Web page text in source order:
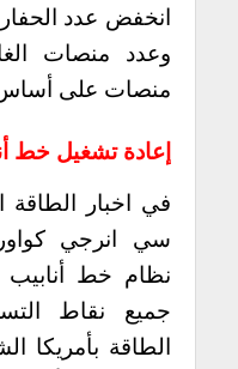
منصات على
إعادة تشغيل خط
في اخبار
سي انرجي
نظام خط أنابيب
جميع نقاط
الطاقة بأمريكا